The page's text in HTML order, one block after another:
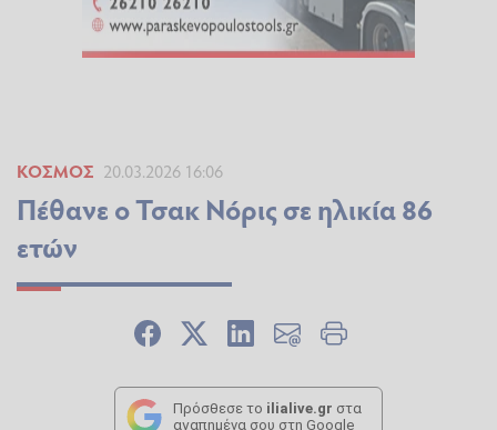
ΚΌΣΜΟΣ 20.03.2026 16:06
Πέθανε ο Τσακ Νόρις σε ηλικία 86
ετών
Πρόσθεσε το ilialive.gr στα
αγαπημένα σου στη Google